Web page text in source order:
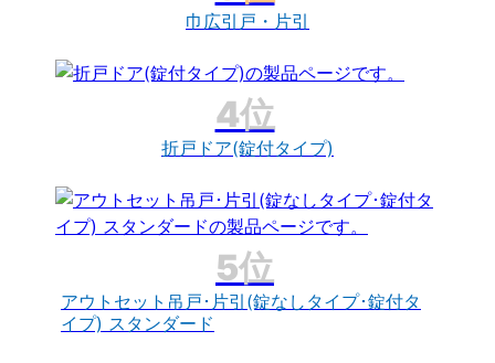
巾広引戸・片引
折戸ドア(錠付タイプ)
アウトセット吊戸･片引(錠なしタイプ･錠付タ
イプ) スタンダード